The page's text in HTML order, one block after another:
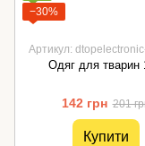
−30%
Артикул:
Одяг для тварин
142 грн 201
Купити